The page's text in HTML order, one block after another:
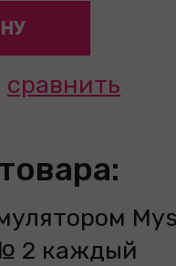
сравнить
2 каждый